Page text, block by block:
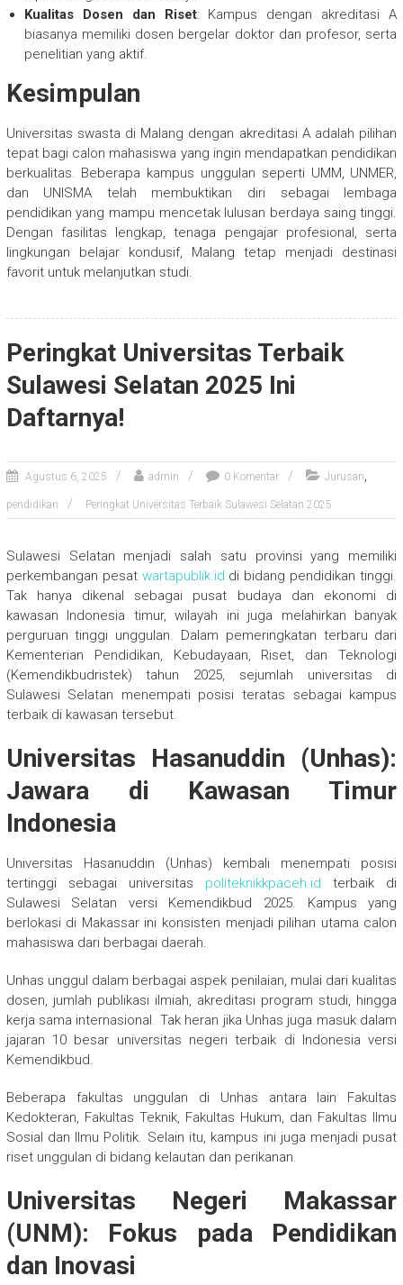
Kualitas Dosen dan Riset: Kampus dengan akreditasi A
biasanya memiliki dosen bergelar doktor dan profesor, serta
penelitian yang aktif.
Kesimpulan
Universitas swasta di Malang dengan akreditasi A adalah pilihan
tepat bagi calon mahasiswa yang ingin mendapatkan pendidikan
berkualitas. Beberapa kampus unggulan seperti UMM, UNMER,
dan UNISMA telah membuktikan diri sebagai lembaga
pendidikan yang mampu mencetak lulusan berdaya saing tinggi.
Dengan fasilitas lengkap, tenaga pengajar profesional, serta
lingkungan belajar kondusif, Malang tetap menjadi destinasi
favorit untuk melanjutkan studi.
Peringkat Universitas Terbaik
Sulawesi Selatan 2025 Ini
Daftarnya!
Agustus 6, 2025 admin 0 Komentar Jurusan,
pendidikan Peringkat Universitas Terbaik Sulawesi Selatan 2025
Sulawesi Selatan menjadi salah satu provinsi yang memiliki
perkembangan pesat wartapublik.id di bidang pendidikan tinggi.
Tak hanya dikenal sebagai pusat budaya dan ekonomi di
kawasan Indonesia timur, wilayah ini juga melahirkan banyak
perguruan tinggi unggulan. Dalam pemeringkatan terbaru dari
Kementerian Pendidikan, Kebudayaan, Riset, dan Teknologi
(Kemendikbudristek) tahun 2025, sejumlah universitas di
Sulawesi Selatan menempati posisi teratas sebagai kampus
terbaik di kawasan tersebut.
Universitas Hasanuddin (Unhas):
Jawara di Kawasan Timur
Indonesia
Universitas Hasanuddin (Unhas) kembali menempati posisi
tertinggi sebagai universitas politeknikkpaceh.id terbaik di
Sulawesi Selatan versi Kemendikbud 2025. Kampus yang
berlokasi di Makassar ini konsisten menjadi pilihan utama calon
mahasiswa dari berbagai daerah.
Unhas unggul dalam berbagai aspek penilaian, mulai dari kualitas
dosen, jumlah publikasi ilmiah, akreditasi program studi, hingga
kerja sama internasional. Tak heran jika Unhas juga masuk dalam
jajaran 10 besar universitas negeri terbaik di Indonesia versi
Kemendikbud.
Beberapa fakultas unggulan di Unhas antara lain Fakultas
Kedokteran, Fakultas Teknik, Fakultas Hukum, dan Fakultas Ilmu
Sosial dan Ilmu Politik. Selain itu, kampus ini juga menjadi pusat
riset unggulan di bidang kelautan dan perikanan.
Universitas Negeri Makassar
(UNM): Fokus pada Pendidikan
dan Inovasi